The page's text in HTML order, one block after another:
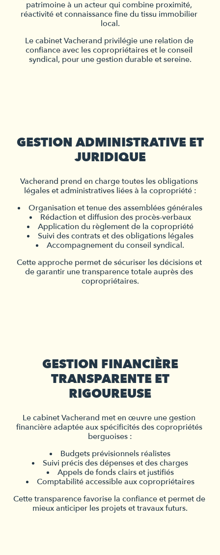
patrimoine à un acteur qui combine proximité,
réactivité et connaissance fine du tissu immobilier
local.
Le cabinet Vacherand privilégie une relation de
confiance avec les copropriétaires et le conseil
syndical, pour une gestion durable et sereine.
GESTION ADMINISTRATIVE ET
JURIDIQUE
Vacherand prend en charge toutes les obligations
légales et administratives liées à la copropriété :
Organisation et tenue des assemblées générales
Rédaction et diffusion des procès-verbaux
Application du règlement de la copropriété
Suivi des contrats et des obligations légales
Accompagnement du conseil syndical.
Cette approche permet de sécuriser les décisions et
de garantir une transparence totale auprès des
copropriétaires.
GESTION FINANCIÈRE
TRANSPARENTE ET
RIGOUREUSE
Le cabinet Vacherand met en œuvre une gestion
financière adaptée aux spécificités des copropriétés
berguoises :
Budgets prévisionnels réalistes
Suivi précis des dépenses et des charges
Appels de fonds clairs et justifiés
Comptabilité accessible aux copropriétaires
Cette transparence favorise la confiance et permet de
mieux anticiper les projets et travaux futurs.